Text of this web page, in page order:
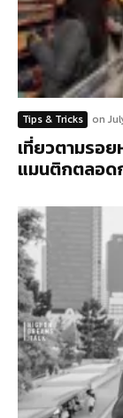
Tips & Tricks on
เที่ยวตามรอ
แมนติกตลอด